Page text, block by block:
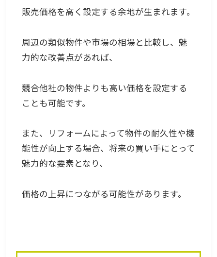
販売価格を高く設定する余地が生まれます。
周辺の類似物件や市場の相場と比較し、魅
力的な改善点があれば、
競合他社の物件よりも高い価格を設定する
ことも可能です。
また、リフォームによって物件の耐久性や機
能性が向上する場合、将来の買い手にとって
魅力的な要素となり、
価格の上昇につながる可能性があります。